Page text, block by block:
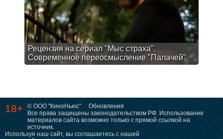
Рецензия на сериал "Мыс страха".
Современное переосмысление "Палачей"
18+ © ООО "КиноНьюс"
Обновления
Все права защищены законодательством РФ. Использование
материалов сайта возможно только с прямой ссылкой на
источник.
Используя наш сайт, вы соглашаетесь с нашей